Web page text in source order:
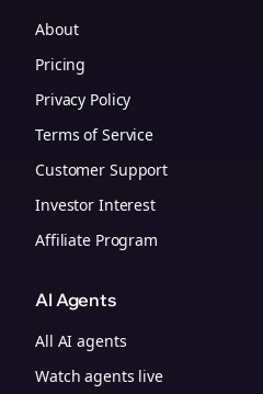
About
Pricing
Privacy Policy
Terms of Service
Customer Support
Investor Interest
Affiliate Program
AI Agents
All AI agents
Watch agents live